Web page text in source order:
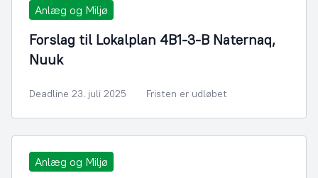
Anlæg og Miljø
Forslag til Lokalplan 4B1-3-B Naternaq,
Nuuk
Deadline 23. juli 2025 Fristen er udløbet
Anlæg og Miljø